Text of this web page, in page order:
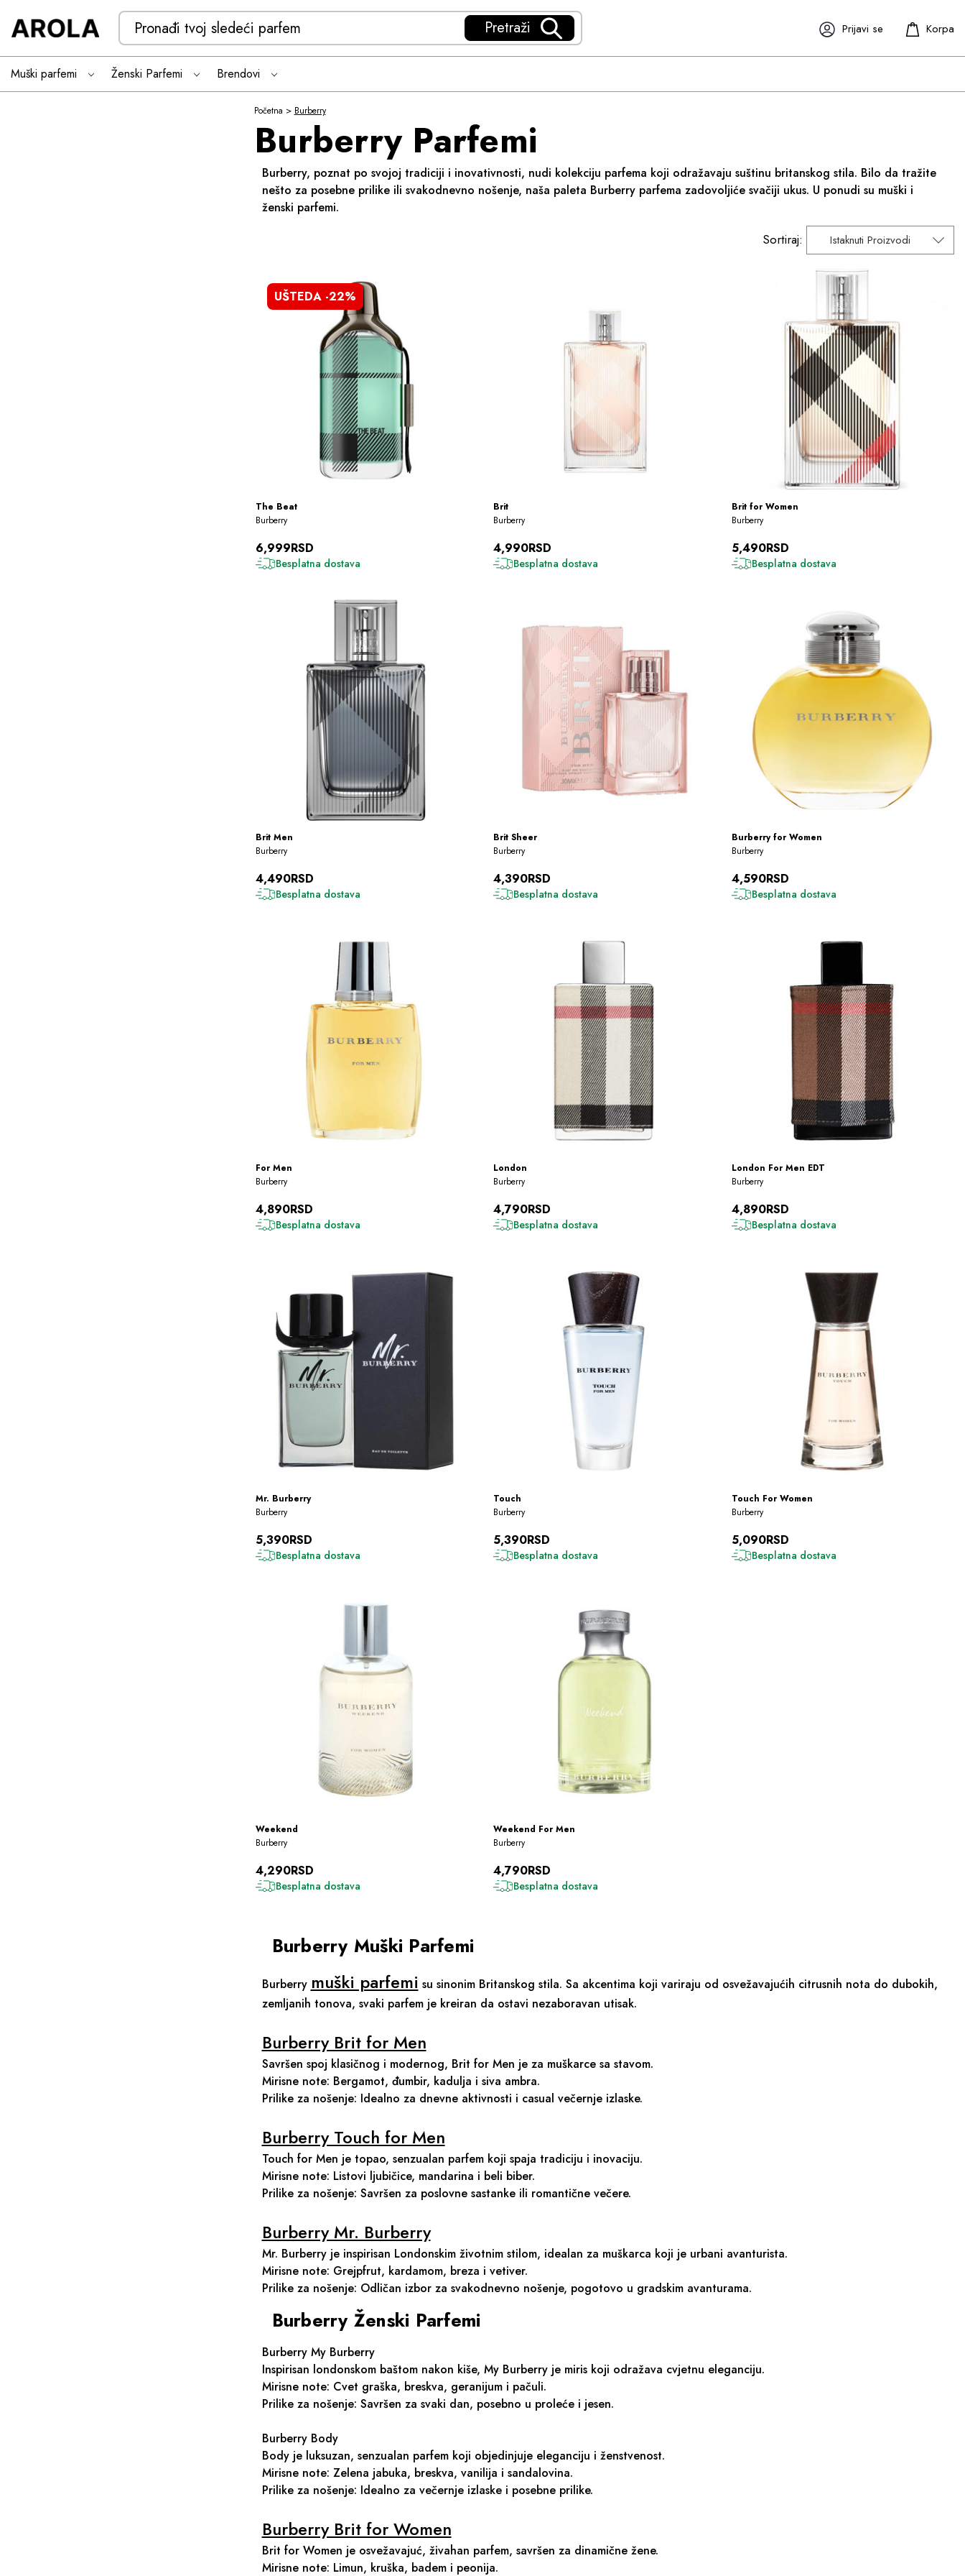
Search
Keyword:
Pretraži Prijavi se
Muški parfemi Ženski Parfemi Brendovi
Burberry
Burberry Parfemi
Burberry, poznat po svojoj tradiciji i inovativnosti, nudi kolekciju parfema koji odražavaju suštinu britanskog stila. Bilo da tražite
nešto za posebne prilike ili svakodnevno nošenje, naša paleta Burberry parfema zadovoljiće svačiji ukus. U ponudi su muški i
ženski parfemi.
Sortiraj: Istaknuti Proizvodi
UŠTEDA -22%
The Beat
Burberry
6,999RSD
Besplatna dostava
Brit
Burberry
4,990RSD
Besplatna dostava
Brit for Women
Burberry
5,490RSD
Besplatna dostava
Brit Men
Burberry
4,490RSD
Besplatna dostava
Brit Sheer
Burberry
4,390RSD
Besplatna dostava
Burberry for Women
Burberry
4,590RSD
Besplatna dostava
For Men
Burberry
4,890RSD
Besplatna dostava
London
Burberry
4,790RSD
Besplatna dostava
London For Men EDT
Burberry
4,890RSD
Besplatna dostava
Mr. Burberry
Burberry
5,390RSD
Besplatna dostava
Touch
Burberry
5,390RSD
Besplatna dostava
Touch For Women
Burberry
5,090RSD
Besplatna dostava
Weekend
Burberry
4,290RSD
Besplatna dostava
Weekend For Men
Burberry
4,790RSD
Besplatna dostava
Burberry Muški Parfemi
Burberry muški parfemi su sinonim Britanskog stila. Sa akcentima koji variraju od osvežavajućih citrusnih nota do dubokih,
zemljanih tonova, svaki parfem je kreiran da ostavi nezaboravan utisak.
Burberry Brit for Men
Savršen spoj klasičnog i modernog, Brit for Men je za muškarce sa stavom.
Mirisne note: Bergamot, đumbir, kadulja i siva ambra.
Prilike za nošenje: Idealno za dnevne aktivnosti i casual večernje izlaske.
Burberry Touch for Men
Touch for Men je topao, senzualan parfem koji spaja tradiciju i inovaciju.
Mirisne note: Listovi ljubičice, mandarina i beli biber.
Prilike za nošenje: Savršen za poslovne sastanke ili romantične večere.
Burberry Mr. Burberry
Mr. Burberry je inspirisan Londonskim životnim stilom, idealan za muškarca koji je urbani avanturista.
Mirisne note: Grejpfrut, kardamom, breza i vetiver.
Prilike za nošenje: Odličan izbor za svakodnevno nošenje, pogotovo u gradskim avanturama.
Burberry Ženski Parfemi
Burberry My Burberry
Inspirisan londonskom baštom nakon kiše, My Burberry je miris koji odražava cvjetnu eleganciju.
Mirisne note: Cvet graška, breskva, geranijum i pačuli.
Prilike za nošenje: Savršen za svaki dan, posebno u proleće i jesen.
Burberry Body
Body je luksuzan, senzualan parfem koji objedinjuje eleganciju i ženstvenost.
Mirisne note: Zelena jabuka, breskva, vanilija i sandalovina.
Prilike za nošenje: Idealno za večernje izlaske i posebne prilike.
Burberry Brit for Women
Brit for Women je osvežavajuć, živahan parfem, savršen za dinamične žene.
Mirisne note: Limun, kruška, badem i peonija.